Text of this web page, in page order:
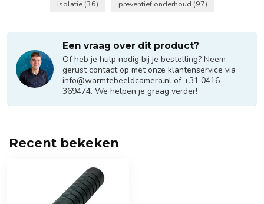
isolatie (36) preventief onderhoud (97)
Een vraag over dit product?
Of heb je hulp nodig bij je bestelling? Neem
gerust contact op met onze klantenservice via
info@warmtebeeldcamera.nl of +31 0416 -
369474. We helpen je graag verder!
Recent bekeken